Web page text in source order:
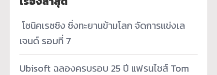
­ โซนิคเรซซิง ซิ่งทะยานข้ามโลก จัดการแข่งเล
เจนด์ รอบที่ 7
Ubisoft ฉลองครบรอบ 25 ปี แฟรนไชส์ Tom